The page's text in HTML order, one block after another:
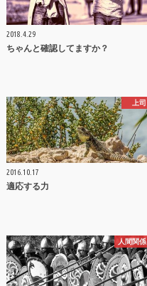
2018.4.29
ちゃんと確認してますか？
上司
2016.10.17
適応する力
人間関係